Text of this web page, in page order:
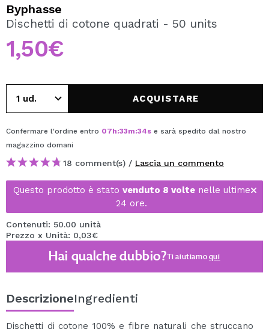
Creando un account su Maquibeauty.it potrai fare i tuoi
acquisti velocemente, controllare lo stato dei tuoi ordini e
consultare le tue operazioni precedenti.
CREARE UN ACCOUNT
Byphasse
Dischetti di cotone quadrati - 50 units
1,50€
ACQUISTARE
Confermare l'ordine entro 07h:33m:34s e sarà spedito dal nostro
magazzino domani
18 comment(s) / Lascia un commento
Questo prodotto è stato venduto 8 voltenelle ultime
24 ore.
Contenuti: 50.00 unità
Prezzo x Unità: 0,03€
Hai qualche dubbio?Ti aiutiamoqui
DescrizioneIngredienti
Dischetti di cotone 100% e fibre naturali che struccano